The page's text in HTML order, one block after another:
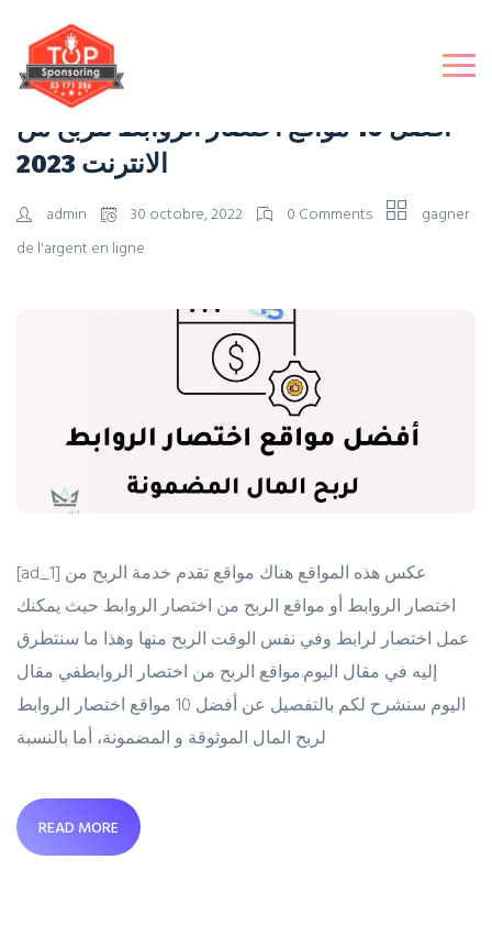
أفضل 10 مواقع اختصار الروابط للربح من
الانترنت 2023
admin 30 octobre, 2022 0 Comments
gagner
de l'argent en ligne
[ad_1] عكس هذه المواقع هناك مواقع تقدم خدمة الربح من
اختصار الروابط أو مواقع الربح من اختصار الروابط حيث يمكنك
عمل اختصار لرابط وفي نفس الوقت الربح منها وهذا ما سنتطرق
إليه في مقال اليوم.مواقع الربح من اختصار الروابطفي مقال
اليوم سنشرح لكم بالتفصيل عن أفضل 10 مواقع اختصار الروابط
لربح المال الموثوقة و المضمونة، أما بالنسبة
READ MORE